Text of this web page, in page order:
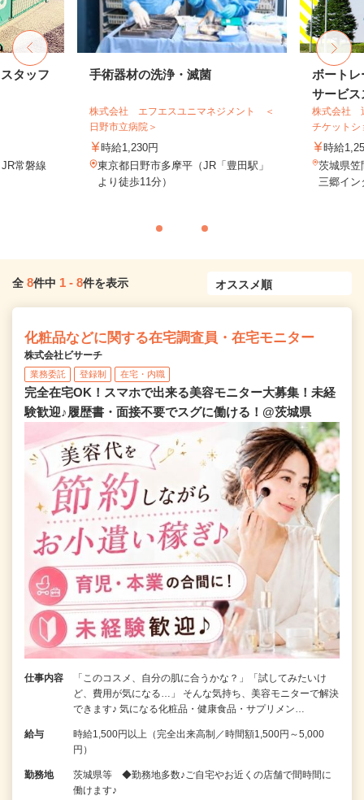
タッフ
常磐線
手術器材の洗浄・滅菌
株式会社 エフエスユニマネジメント ＜
日野市立病院＞
時給1,230円
東京都日野市多摩平（JR「豊田駅」
より徒歩11分）
ボートレ
サービス
株式会社
チケットシ
時給
茨城県笠
三郷イ
全 8件中 1 - 8件を表示
化粧品などに関する在宅調査員・在宅モニター
株式会社ビサーチ
業務委託 登録制 在宅・内職
完全在宅OK！スマホで出来る美容モニター大募集！未経
験歓迎♪履歴書・面接不要でスグに働ける！@茨城県
仕事内容
「このコスメ、自分の肌に合うかな？」「試してみたいけ
ど、費用が気になる…」 そんな気持ち、美容モニターで解決
できます♪ 気になる化粧品・健康食品・サプリメン…
給与
時給1,500円以上（完全出来高制／時間額1,500円～5,000
円）
勤務地
茨城県等 ◆勤務地多数♪ご自宅やお近くの店舗で間時間に
働けます♪